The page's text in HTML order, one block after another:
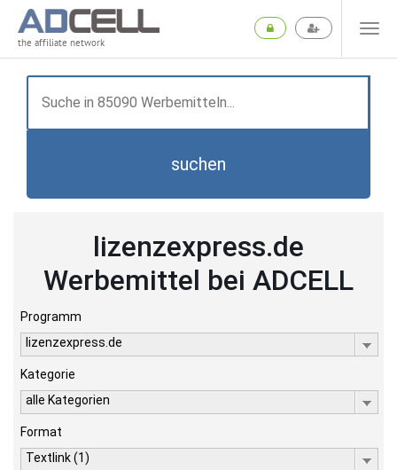
the affiliate network
suchen
lizenzexpress.de
Werbemittel bei ADCELL
Programm
lizenzexpress.de
Kategorie
alle Kategorien
Format
Textlink (1)